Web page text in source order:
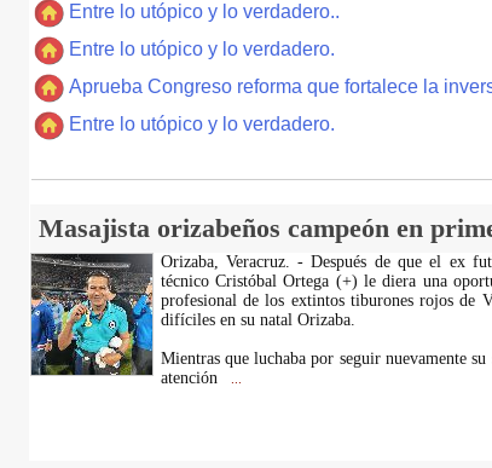
Entre lo utópico y lo verdadero..
Entre lo utópico y lo verdadero.
Aprueba Congreso reforma que fortalece la
Entre lo utópico y lo verdadero.
Masajista orizabeños campeón en
Orizaba, Veracruz. - Después de que el ex
técnico Cristóbal Ortega (+) le diera una
profesional de los extintos tiburones rojos de
difíciles en su natal Orizaba.
Mientras que luchaba por seguir nuevamente
atención